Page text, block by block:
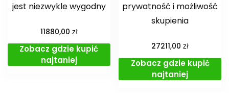
jest niezwykle wygodny
11880,00 zł
Zobacz gdzie kupić
najtaniej
prywatność i możliwość
skupienia
27211,00zł
Zobacz gdzie kupić
najtaniej